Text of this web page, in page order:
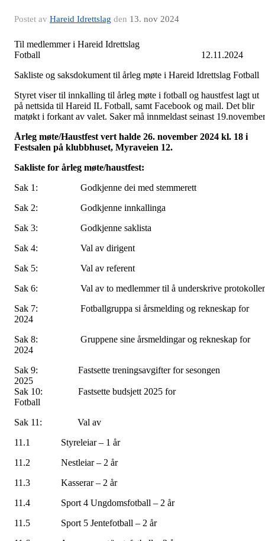
Postet av Hareid Idrettslag den 13. nov 2024
Til medlemmer i Hareid Idrettslag
Fotball 12.11.2024
Sakliste og saksdokument til årleg møte i Hareid Idrettslag Fotball
Styret viser til innkalling til årleg møte i fotball og haustfest lagt ut
på nettsida til Hareid IL Fotball, samt Facebook og mail. Det blir
matøkt i forkant av valet. Saker må innmeldast seinast
Årleg møte/Haustfest vert halde 26. november 2024 kl. 18 i
Festsalen på klubbhuset, Myraveien 12.
Sakliste for årleg møte/haustfest:
Sak 1: Godkjenne dei med stemmerett
Sak 2: Godkjenne innkallinga
Sak 3: Godkjenne saklista
Sak 4: Val av dirigent
Sak 5: Val av referent
Sak 6: Val av to medlemmer til å underskrive
Sak 7: Fotballgruppa si årsmelding og rekneskap for
2024
Sak 8: Gruppene sine årsmeldingar og rekneskap for
2024
Sak 9: Fastsette treningsavgifter for sesongen
2025
Sak 10: Fastsette budsjett 2025 for
Fotball
Sak 11: Val av
11.1 Styreleiar – 1 år
11.2 Nestleiar – 2 år
11.3 Kasserar – 2 år
11.4 Sport 4 Ungdomsfotball – 2 år
11.5 Sport 5 Jentefotball – 2 år